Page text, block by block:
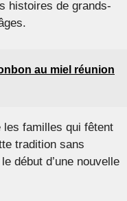
histoires de grands-
au miel réunion
les familles qui fêtent
tradition sans
début d’une nouvelle